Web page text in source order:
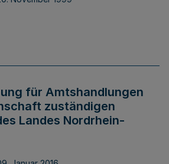
für Amtshandlungen
zuständigen
Landes Nordrhein-